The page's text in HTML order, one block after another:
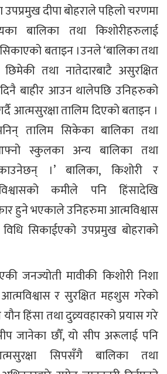
दीपा बोहराले पहिलो चरणमा
बालिका तथा किशोरीहरुलाई
बताइन ।उनले ‘बालिका तथा
तथा नातेदारबाटै असुरक्षित
बाहीर आउन थालेपछि उनिहरुको
आत्मसुरक्षा तालिम दिएको बताइन ।
तालिम सिकेका बालिका तथा
स्कुलका अन्य बालिका तथा
।’ बालिका, किशोरी र
कमीले पनि हिंसादेखि
हुने भएकाले उनिहरुमा आत्मविश्वास
सिकाईएको उपप्रमुख बोहराको
जनज्योती मावीकी किशोरी निशा
र सुरक्षित महशुस गरेको
हिंसा तथा दुव्र्यवहारको प्रयास गरे
जानेका छौँ, यो सीप अरूलाई पनि
सिपसँगै बालिका तथा